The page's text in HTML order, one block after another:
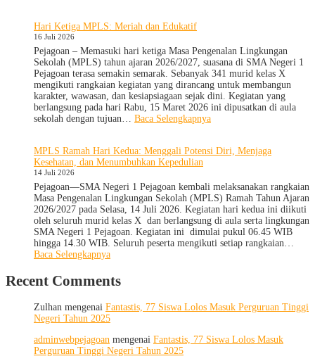
Terima
Monitoring
dan
Evaluasi
dari
Pengawas
Cabang
Wilayah
IX
Hari Ketiga MPLS: Meriah dan Edukatif
16 Juli 2026
Pejagoan – Memasuki hari ketiga Masa Pengenalan Lingkungan
Sekolah (MPLS) tahun ajaran 2026/2027, suasana di SMA Negeri 1
Pejagoan terasa semakin semarak. Sebanyak 341 murid kelas X
mengikuti rangkaian kegiatan yang dirancang untuk membangun
karakter, wawasan, dan kesiapsiagaan sejak dini. Kegiatan yang
berlangsung pada hari Rabu, 15 Maret 2026 ini dipusatkan di aula
sekolah dengan tujuan… Baca Selengkapnya:
MPLS:
Edukatif
MPLS Ramah Hari Kedua: Menggali Potensi Diri, Menjaga
Kesehatan, dan Menumbuhkan Kepedulian
14 Juli 2026
Pejagoan—SMA Negeri 1 Pejagoan kembali melaksanakan rangkaian
Masa Pengenalan Lingkungan Sekolah (MPLS) Ramah Tahun Ajaran
2026/2027 pada Selasa, 14 Juli 2026. Kegiatan hari kedua ini diikuti
oleh seluruh murid kelas X dan berlangsung di aula serta lingkungan
SMA Negeri 1 Pejagoan. Kegiatan ini dimulai pukul 06.45 WIB
hingga 14.30 WIB. Seluruh peserta mengikuti setiap rangkaian…
Baca Selengkapnya:
Ramah
Hari
Menggali
Potensi
Menjaga
Kesehatan,
Recent Comments
Zulhan mengenai Fantastis, 77 Siswa Lolos Masuk Perguruan Tinggi
Negeri Tahun 2025
adminwebpejagoan mengenai Fantastis, 77 Siswa Lolos Masuk
Perguruan Tinggi Negeri Tahun 2025